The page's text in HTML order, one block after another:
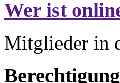
Wer ist
Mitglieder in